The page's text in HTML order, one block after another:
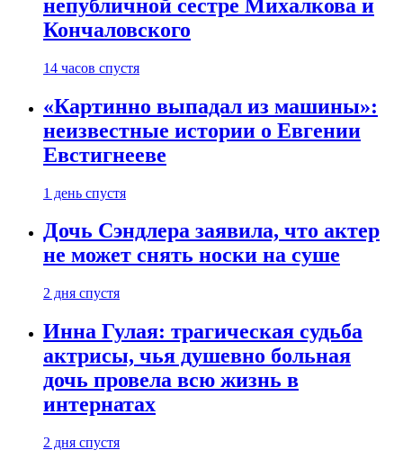
непубличной сестре Михалкова и
Кончаловского
14 часов спустя
«Картинно выпадал из машины»:
неизвестные истории о Евгении
Евстигнееве
1 день спустя
Дочь Сэндлера заявила, что актер
не может снять носки на суше
2 дня спустя
Инна Гулая: трагическая судьба
актрисы, чья душевно больная
дочь провела всю жизнь в
интернатах
2 дня спустя